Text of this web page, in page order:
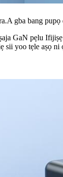
gba bang
GaN pẹlu
sii yoo tẹle aṣọ ni